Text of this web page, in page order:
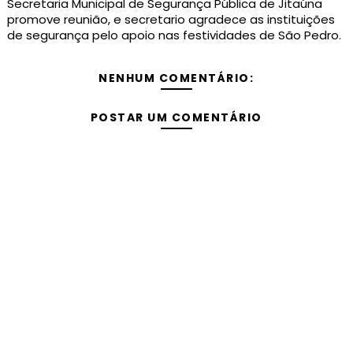
Secretaria Municipal de Segurança Pública de Jitaúna
promove reunião, e secretario agradece as instituições
de segurança pelo apoio nas festividades de São Pedro.
NENHUM COMENTÁRIO:
POSTAR UM COMENTÁRIO